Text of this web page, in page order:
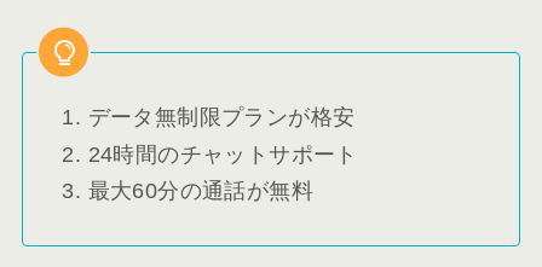
データ無制限プランが格安
24時間のチャットサポート
最大60分の通話が無料